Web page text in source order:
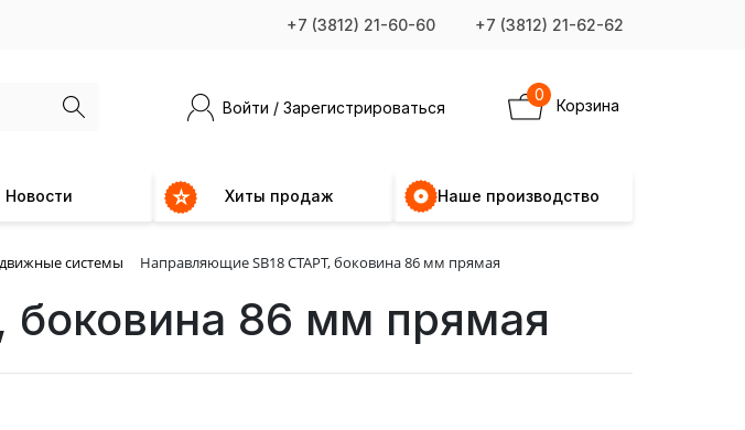
+7 (3812) 21-60-60 +7 (3812) 21-62-62
Войти / Зарегистрироваться Корзина
0
Новости Хиты продаж Наше производство
системы Направляющие SB18 СТАРТ, боковина 86 мм прямая
86 мм прямая